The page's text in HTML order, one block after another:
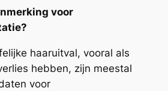
voor
haaruitval, vooral als
hebben, zijn meestal
voor